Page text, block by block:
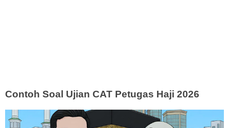
Contoh Soal Ujian CAT Petugas Haji 2026